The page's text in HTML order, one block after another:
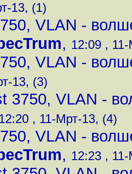
13, (1)
VLAN -
, 12:09 ,
VLAN -
13, (3)
3750, VLAN -
, 11-Мрт-13, (4)
VLAN -
, 12:23 ,